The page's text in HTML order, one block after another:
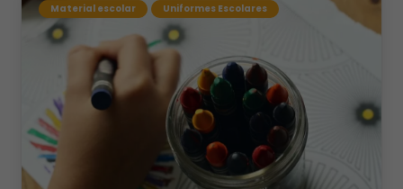
Material escolar Uniformes Escolares